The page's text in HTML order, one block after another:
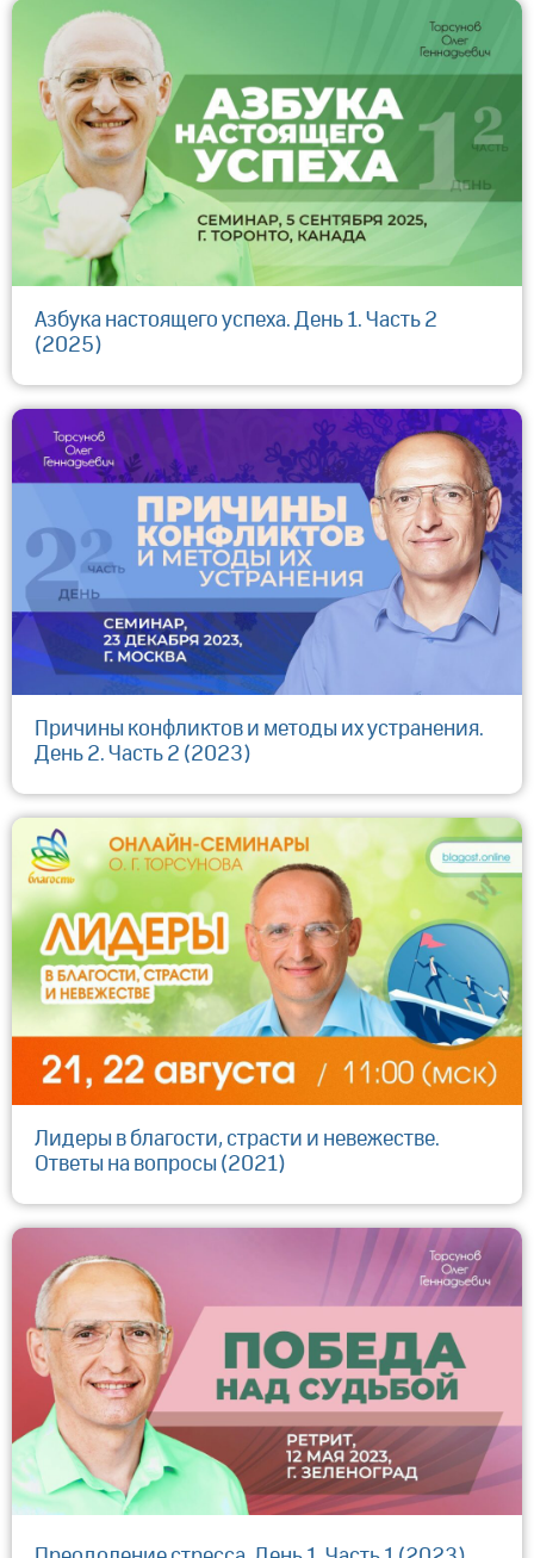
Азбука настоящего успеха. День 1. Часть 2
(2025)
Причины конфликтов и методы их устранения.
День 2. Часть 2 (2023)
Лидеры в благости, страсти и невежестве.
Ответы на вопросы (2021)